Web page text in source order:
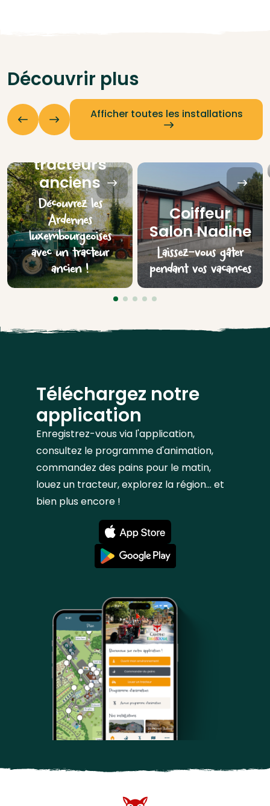
Découvrir plus
Afficher toutes les installations
Location de
tracteurs
anciens
Découvrez les
Ardennes
luxembourgeoises
avec un tracteur
ancien !
Coiffeur
Salon Nadine
Laissez-vous gâter
pendant vos vacances
Téléchargez notre
application
Enregistrez-vous via l'application,
consultez le programme d'animation,
commandez des pains pour le matin,
louez un tracteur, explorez la région... et
bien plus encore !